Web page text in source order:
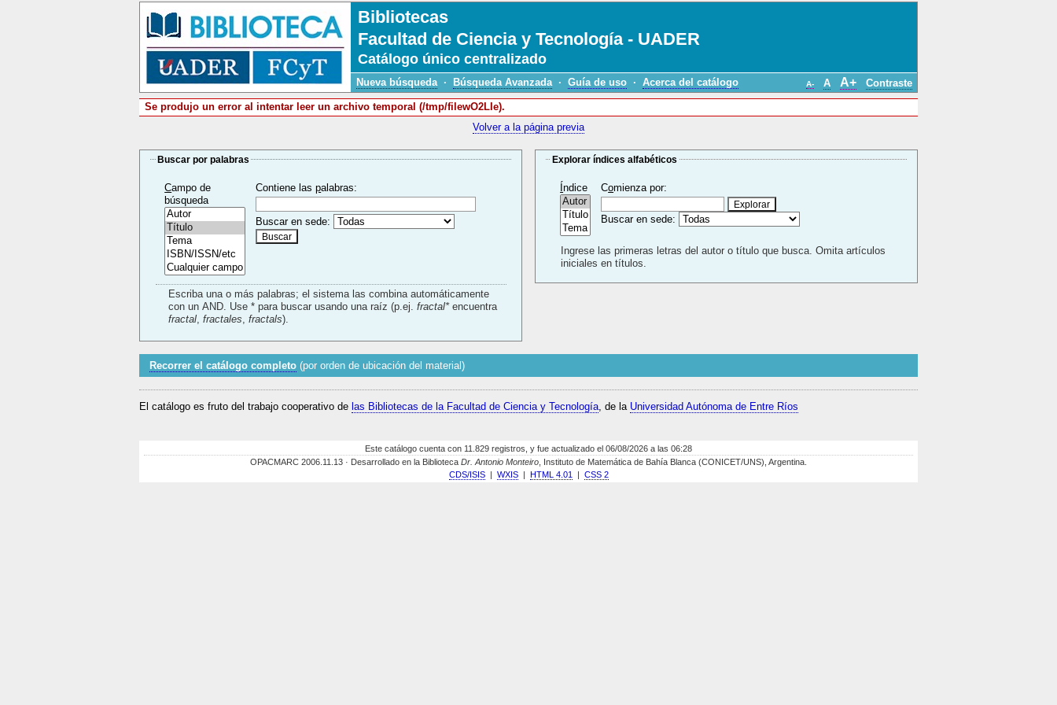
Bibliotecas
Facultad de Ciencia y Tecnología - UADER
Catálogo único centralizado
Nueva búsqueda· Búsqueda Avanzada· Guía de uso· Acerca del catálogo A- A A+ Contraste
Se produjo un error al intentar leer un archivo temporal (/tmp/filewO2LIe).
Volver a la página previa
Buscar por palabras
Campo de
búsqueda
Contiene laspalabras:
Buscar en sede:
Escriba una o más palabras; el sistema las combina automáticamente
con un AND. Use * para buscar usando una raíz (p.ej.fractal*encuentra
fractal ,fractales ,fractals).
Explorar índices alfabéticos
Índice Comienza por:
Buscar en sede:
Ingrese las primeras letras del autor o título que busca. Omita artículos
iniciales en títulos.
Recorrer el catálogo completo (por orden de ubicación del material)
El catálogo es fruto del trabajo cooperativo de las Bibliotecas de la Facultad de Ciencia y Tecnología , de la Universidad Autónoma de Entre Ríos
Este catálogo cuenta con 11.829 registros, y fue actualizado el 06/08/2026 a las 06:28
OPACMARC 2006.11.13 · Desarrollado en la Biblioteca Dr. Antonio Monteiro , Instituto de Matemática de Bahía Blanca (CONICET/UNS), Argentina.
CDS/ISIS| WXIS| HTML 4.01 | CSS 2